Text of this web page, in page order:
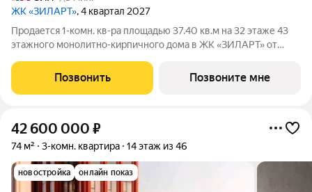
ЖК «ЗИЛАРТ», 4 квартал 2027
Продается 1-комн. кв-ра площадью 37.40 кв.м на 32 этаже 43
этажного монолитно-кирпичного дома в ЖК «ЗИЛАРТ» от
жилом квартале «ЗИЛАРТ» высотой 150 метров. Он сочетает
в себе современную архитектуру,
Позвонить Позвоните мне
42 600 000 ₽
74 м² 3-комн. квартира 14 этаж из 46
новостройка онлайн показ